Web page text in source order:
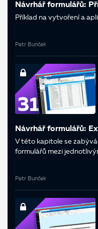
Návrhář formulářů:
Příklad na vytvoření a
Petr Bunček
Návrhář formulářů:
V této kapitole se
formulářů mezi
Petr Bunček